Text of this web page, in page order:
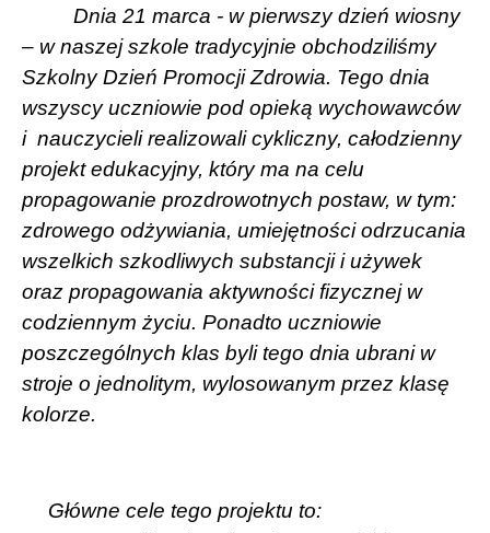
Dnia 21 marca - w pierwszy dzień wiosny
– w naszej szkole tradycyjnie obchodziliśmy
Szkolny Dzień Promocji Zdrowia. Tego dnia
wszyscy uczniowie pod opieką wychowawców
i nauczycieli realizowali cykliczny, całodzienny
projekt edukacyjny, który ma na celu
propagowanie prozdrowotnych postaw, w tym:
zdrowego odżywiania, umiejętności odrzucania
wszelkich szkodliwych substancji i używek
oraz propagowania aktywności fizycznej w
codziennym życiu. Ponadto uczniowie
poszczególnych klas byli tego dnia ubrani w
stroje o jednolitym, wylosowanym przez klasę
kolorze.
Główne cele tego projektu to: